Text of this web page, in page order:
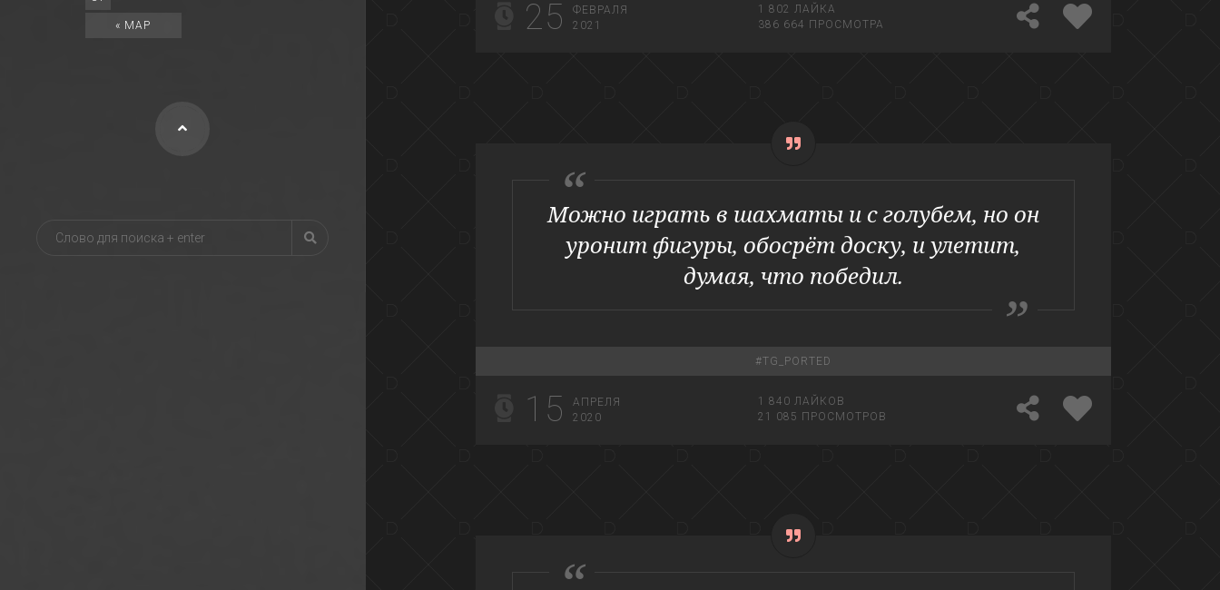
« МАР 25
ФЕВРАЛЯ
2021
1 802ЛАЙКА
386 664 ПРОСМОТРА
Можно играть в шахматы и с голубем, но он
уронит фигуры, обосрёт доску, и улетит,
думая, что победил.
#TG_PORTED
15
АПРЕЛЯ
2020
1 840ЛАЙКОВ
21 085 ПРОСМОТРОВ